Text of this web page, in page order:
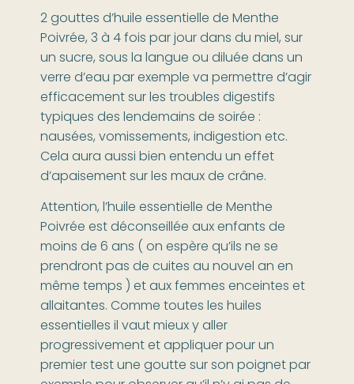
2 gouttes d’huile essentielle de Menthe
Poivrée, 3 à 4 fois par jour dans du miel, sur
un sucre, sous la langue ou diluée dans un
verre d’eau par exemple va permettre d’agir
efficacement sur les troubles digestifs
typiques des lendemains de soirée :
nausées, vomissements, indigestion etc.
Cela aura aussi bien entendu un effet
d’apaisement sur les maux de crâne.
Attention, l’huile essentielle de Menthe
Poivrée est déconseillée aux enfants de
moins de 6 ans ( on espère qu’ils ne se
prendront pas de cuites au nouvel an en
même temps ) et aux femmes enceintes et
allaitantes. Comme toutes les huiles
essentielles il vaut mieux y aller
progressivement et appliquer pour un
premier test une goutte sur son poignet par